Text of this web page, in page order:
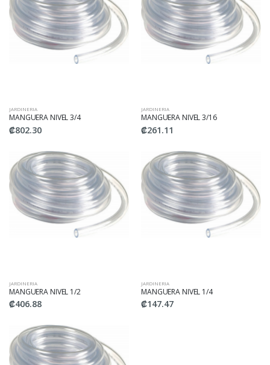
JARDINERIA
MANGUERA NIVEL 3/4
₡802.30
JARDINERIA
MANGUERA NIVEL 3/16
₡261.11
JARDINERIA
MANGUERA NIVEL 1/2
₡406.88
JARDINERIA
MANGUERA NIVEL 1/4
₡147.47